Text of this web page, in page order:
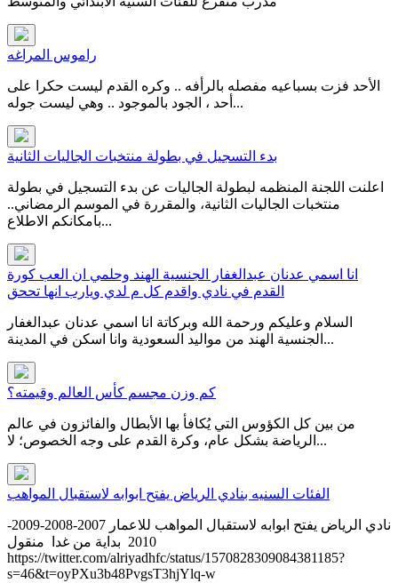
راموس المراغه
الأحد فزت بسباعيه مفصله بالرأفه .. وكره القدم ليست حكرا على
أحد ، الجود بالموجود .. وهي ليست جوله...
بدء التسجيل في بطولة منتخبات الجاليات الثانية
اعلنت اللجنة المنظمه لبطولة الجاليات عن بدء التسجيل في بطولة
منتخبات الجاليات الثانية، والمقررة في الموسم الرمضاني..
بامكانكم الاطلاع...
انا اسمي عدنان عبدالغفار الجنسية الهند وحلمي ان العب كورة
القدم في نادي واقدم كل م لدي ويارب انها تححق
السلام وعليكم ورحمة الله وبركاتة انا اسمي عدنان عبدالغفار
الجنسية الهند من مواليد السعودية وانا اسكن في المدينة...
كم وزن مجسم كأس العالم وقيمته؟
من بين كل الكؤوس التي يُكافأ بها الأبطال والفائزون في عالم
الرياضة بشكل عام، وكرة القدم على وجه الخصوص؛ لا...
الفئات السنيه بنادي الرياض يفتح ابوابه لاستقبال المواهب
نادي الرياض يفتح ابوابه لاستقبال المواهب للاعمار 2007-2008-2009-
2010 بداية من غدا منقول
https://twitter.com/alriyadhfc/status/1570828309084381185?
s=46&t=oyPXu3b48PvgsT3hjYlq-w